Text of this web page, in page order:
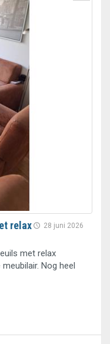
28 juni 2026
relax
met relax
Nog heel